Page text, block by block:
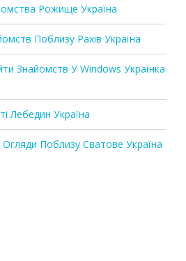
Рожище Україна
Поблизу Рахів Україна
Знайомств У Windows Українка
Лебедин Україна
Огляди Поблизу Сватове Україна